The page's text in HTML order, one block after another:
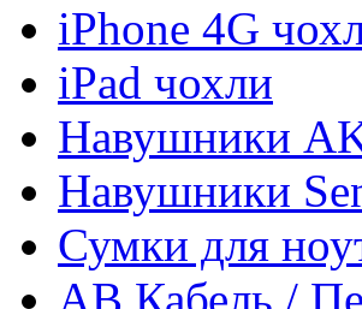
iPhone 4G
iPad чохли
Навушники
Навушники
Сумки для
АВ Кабель /